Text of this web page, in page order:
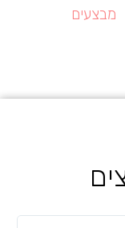
מבצעים